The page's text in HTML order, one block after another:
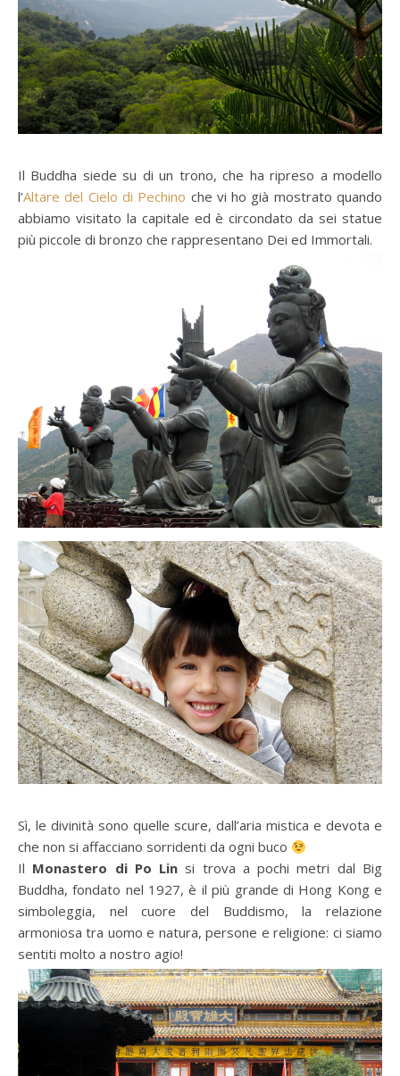
Il Buddha siede su di un trono, che ha ripreso a modello
l’Altare del Cielo di Pechino che vi ho già mostrato quando
abbiamo visitato la capitale ed è circondato da sei statue
più piccole di bronzo che rappresentano Dei ed Immortali.
Sì, le divinità sono quelle scure, dall’aria mistica e devota e
che non si affacciano sorridenti da ogni buco
Il Monastero di Po Lin si trova a pochi metri dal Big
Buddha, fondato nel 1927, è il più grande di Hong Kong e
simboleggia, nel cuore del Buddismo, la relazione
armoniosa tra uomo e natura, persone e religione: ci siamo
sentiti molto a nostro agio!